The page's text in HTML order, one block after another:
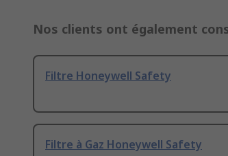
Nos clients ont également
Filtre Honeywell Safety
Filtre à Gaz Honeywell Safety